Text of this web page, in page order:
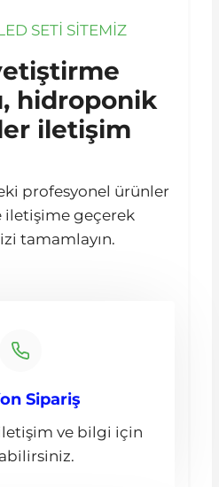
SETİ SİTEMİZ
hidroponik
iletişim
profesyonel ürünler
iletişime geçerek
tamamlayın.
Sipariş
ve bilgi için